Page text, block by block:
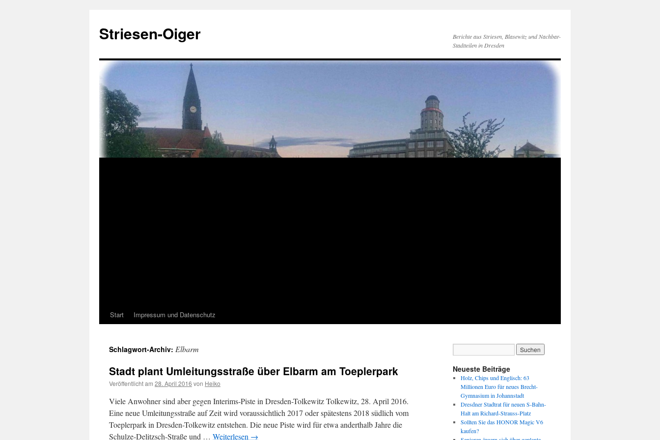
springen
Striesen-Oiger
Berichte aus Striesen, Blasewitz und Nachbar-
Stadtteilen in Dresden
Start Impressum und Datenschutz
Schlagwort-Archiv: Elbarm
Stadt plant Umleitungsstraße über Elbarm am Toeplerpark
Veröffentlicht am 28. April 2016 von Heiko
Viele Anwohner sind aber gegen Interims-Piste in Dresden-Tolkewitz Tolkewitz, 28. April 2016.
Eine neue Umleitungsstraße auf Zeit wird voraussichtlich 2017 oder spätestens 2018 südlich vom
Toeplerpark in Dresden-Tolkewitz entstehen. Die neue Piste wird für etwa anderthalb Jahre die
Schulze-Delitzsch-Straße und … Weiterlesen →
Neueste Beiträge
Holz, Chips und Englisch: 63
Millionen Euro für neues Brecht-
Gymnasium in Johannstadt
Dresdner Stadtrat für neuen S-Bahn-
Halt am Richard-Strauss-Platz
Sollten Sie das HONOR Magic V6
kaufen?